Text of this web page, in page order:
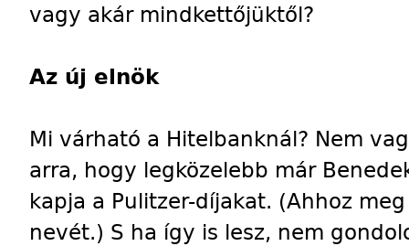
vagy akár mindkettőjüktől?
Az új elnök
Mi várható a Hitelbanknál? Nem
arra, hogy legközelebb már
kapja a Pulitzer-díjakat. (Ahhoz
nevét.) S ha így is lesz, nem